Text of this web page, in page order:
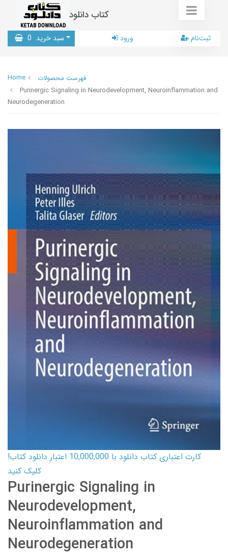
کتاب دانلود
سبد خرید 0 ورود ثبت‌نام
Home
فهرست محصولات
Purinergic Signaling in Neurodevelopment, Neuroinflammation and
Neurodegeneration
کارت اعتباری کتاب دانلود با 10,000,000 اعتبار دانلود کتاب!
کلیک کنید
Purinergic Signaling in
Neurodevelopment,
Neuroinflammation and
Neurodegeneration